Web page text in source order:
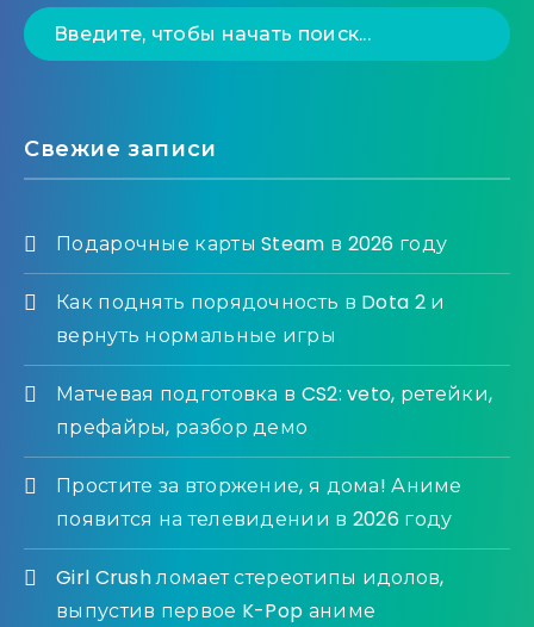
Свежие записи
Подарочные карты Steam в 2026 году
Как поднять порядочность в Dota 2 и
вернуть нормальные игры
Матчевая подготовка в CS2: veto, ретейки,
префайры, разбор демо
Простите за вторжение, я дома! Аниме
появится на телевидении в 2026 году
Girl Crush ломает стереотипы идолов,
выпустив первое K-Pop аниме